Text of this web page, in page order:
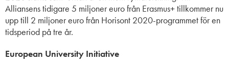
Alliansens tidigare 5 miljoner euro från Erasmus+ tillkommer nu
upp till 2 miljoner euro från Horisont 2020-programmet för en
tidsperiod på tre år.
European University Initiative